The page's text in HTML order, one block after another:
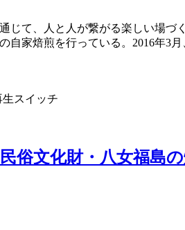
じて、人と人が繋がる楽しい場
家焙煎を行っている。2016年3
スイッチ
俗文化財・八女福島